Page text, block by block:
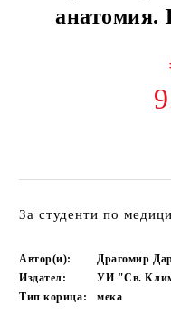
анатомия.
За студенти по
Автор(и):
Драгомир
Издател:
УИ "Св.
Тип корица:
мека